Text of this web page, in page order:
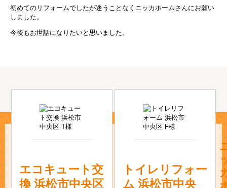
初めてのリフォームでしたが迷うことなくニッカホームさんにお願い
しました。
今後もお世話になりたいと思いました。
エコキュート交
換 浜松市中央区
トイレリフォー
ム 浜松市中央